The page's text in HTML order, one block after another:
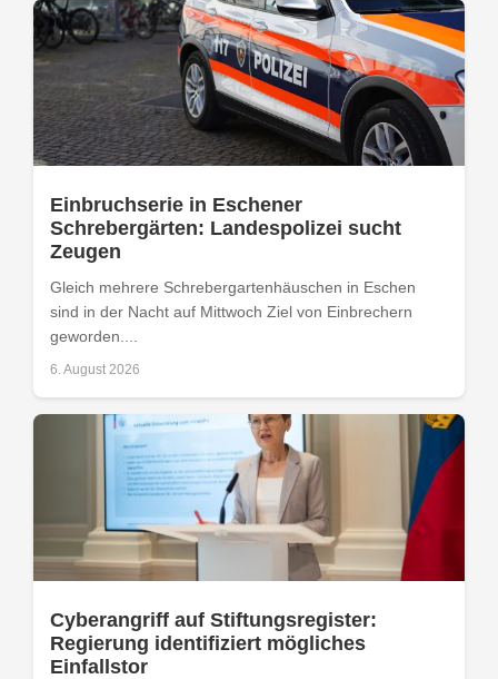
Einbruchserie in Eschener
Schrebergärten: Landespolizei sucht
Zeugen
Gleich mehrere Schrebergartenhäuschen in Eschen
sind in der Nacht auf Mittwoch Ziel von Einbrechern
geworden....
6. August 2026
Cyberangriff auf Stiftungsregister:
Regierung identifiziert mögliches
Einfallstor